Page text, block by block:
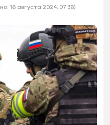
16 августа 2024, 07:36)